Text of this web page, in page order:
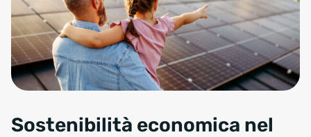
Sostenibilità economica nel